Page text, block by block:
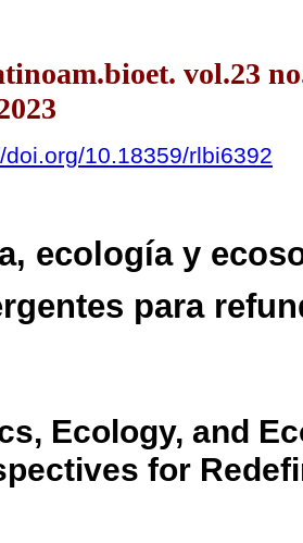
vol.23
doi.org/10.18359/rlbi6392
ecología y
para
Ecology, and
for